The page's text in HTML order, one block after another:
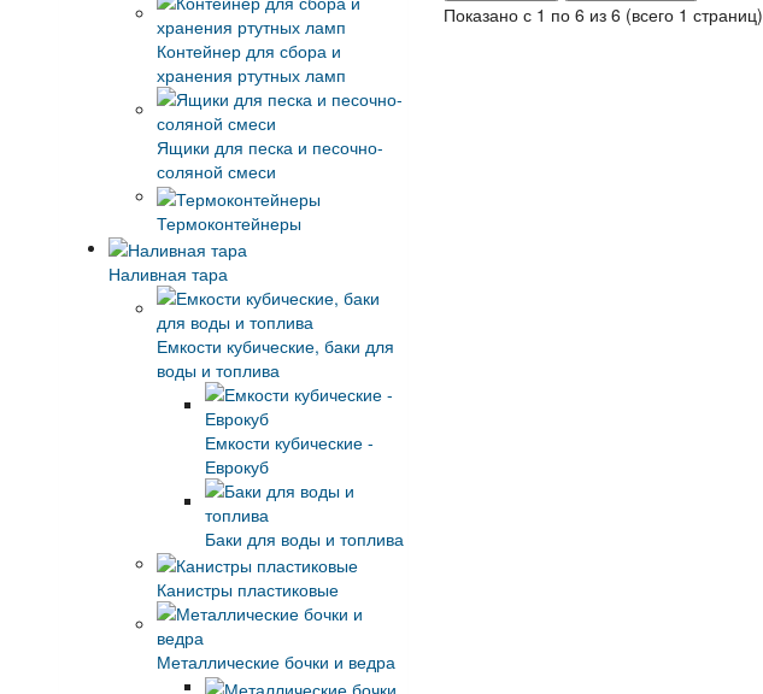
Контейнер для сбора и
хранения ртутных ламп
Ящики для песка и песочно-
соляной смеси
Термоконтейнеры
Наливная тара
Емкости кубические, баки для
воды и топлива
Емкости кубические -
Еврокуб
Баки для воды и топлива
Канистры пластиковые
Металлические бочки и ведра
Показано с 1 по 6 из 6 (всего 1 страниц)